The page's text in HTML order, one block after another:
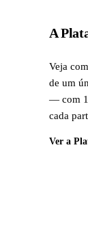
A
Veja
de um
— com
cada
Ver a